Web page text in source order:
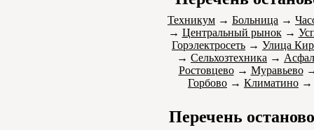
Техникум → Больница →
→ Центральный рынок→
Горэлектросеть → Улица
→ Сельхозтехника →
Ростовцево→ Муравьево
Горбово → Климатино
Перечень